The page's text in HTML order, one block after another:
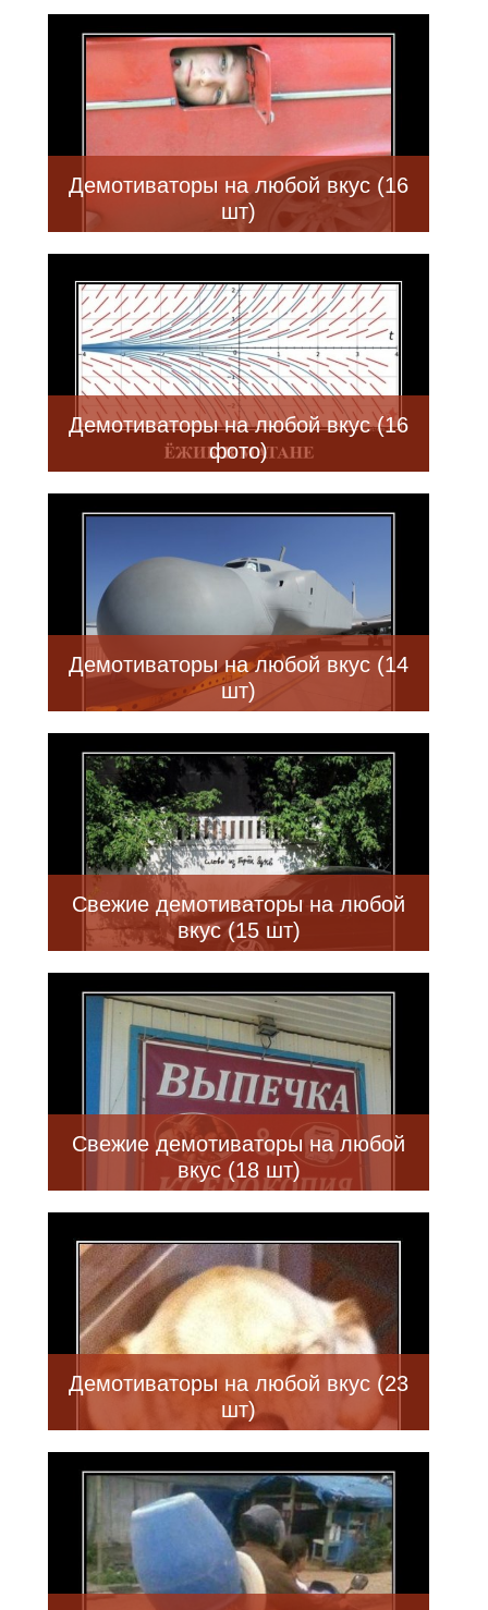
Демотиваторы на любой вкус (16
шт)
Демотиваторы на любой вкус (16
фото)
Демотиваторы на любой вкус (14
шт)
Свежие демотиваторы на любой
вкус (15 шт)
Свежие демотиваторы на любой
вкус (18 шт)
Демотиваторы на любой вкус (23
шт)